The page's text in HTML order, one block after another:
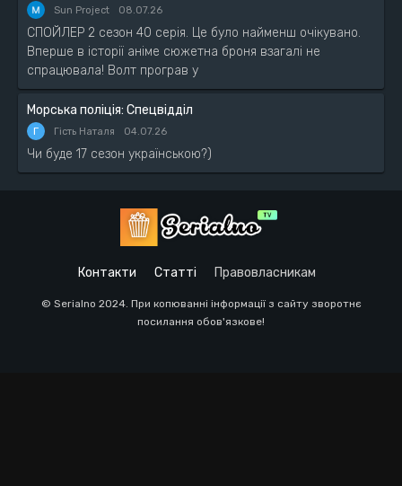
Sun Project 08.07.26
СПОЙЛЕР 2 сезон 40 серія. Це було найменш очікувано.
Вперше в історії аніме сюжетна броня взагалі не
спрацювала! Волт програв у
Морська поліція: Спецвідділ
Г Гість Наталя 04.07.26
Чи буде 17 сезон українською?)
Контакти Статті Правовласникам
© Serialno 2024. При копюванні інформації з сайту зворотнє
посилання обов'язкове!